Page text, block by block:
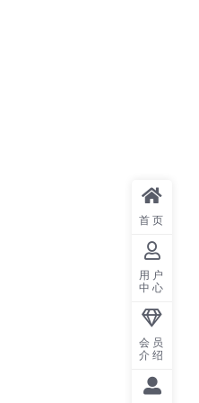
首页
用户
中心
会员
介绍